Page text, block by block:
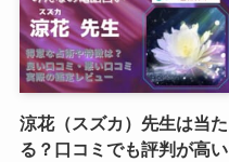
涼花（スズカ）先生は当た
る？口コミでも評判が高い